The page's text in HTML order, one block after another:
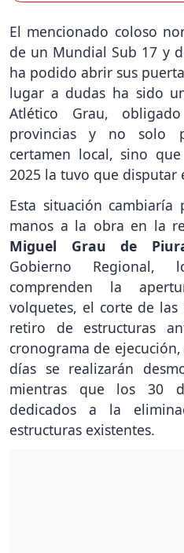
El mencionado coloso
de un Mundial Sub 17 y
ha podido abrir sus
lugar a dudas ha sido
Atlético Grau,
provincias y no solo
certamen local, sino
2025 la tuvo que disputar
Esta situación
manos a la obra en la
Miguel Grau de
Gobierno Regional,
comprenden la
volquetes, el corte de
retiro de estructuras
cronograma de
días se realizarán
mientras que los 30
dedicados a la
estructuras existentes.